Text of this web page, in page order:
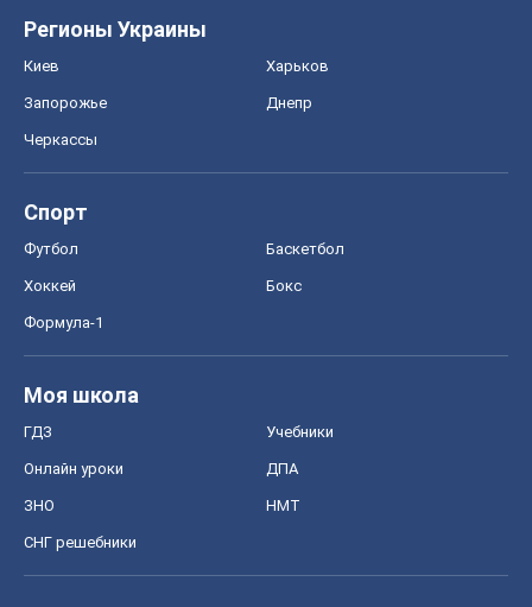
Регионы Украины
Киев Харьков
Запорожье Днепр
Черкассы
Спорт
Футбол Баскетбол
Хоккей Бокс
Формула-1
Моя школа
ГДЗ Учебники
Онлайн уроки ДПА
ЗНО НМТ
СНГ решебники